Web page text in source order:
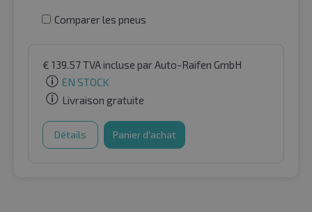
Comparer les pneus
€ 139.57TVA incluse par Auto-Raifen GmbH
EN STOCK
Livraison gratuite
Détails Panier d'achat